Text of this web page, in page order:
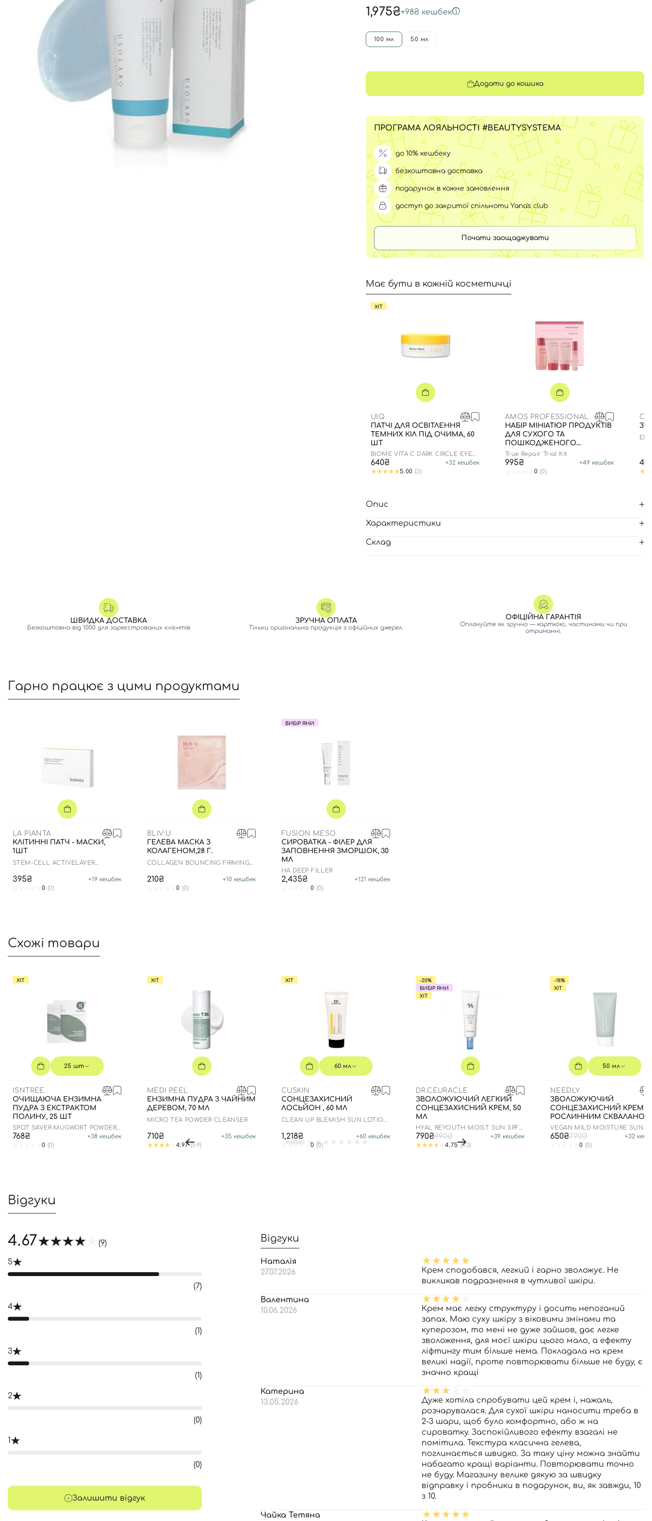
Всі товари
1,975₴+98₴ кешбек
100 мл 50 мл
Додати до кошика
ПРОГРАМА ЛОЯЛЬНОСТІ #BEAUTYSYSTEMA
до 10% кешбеку
безкоштовна доставка
подарунок в кожне замовлення
доступ до закритої спільноти Yana's club
Почати заощаджувати
Має бути в кожній косметичці
ХІТ
UIQ
ПАТЧІ ДЛЯ ОСВІТЛЕННЯ
ТЕМНИХ КІЛ ПІД ОЧИМА, 60
ШТ
BIOME VITA C DARK CIRCLE EYE
PATCH
640₴ +32 кешбек
5.00 (3)
AMOS PROFESSIONAL
НАБІР МІНІАТЮР ПРОДУКТІВ
ДЛЯ СУХОГО ТА
ПОШКОДЖЕНОГО
ВОЛОССЯ
True Repair Trial Kit
995₴ +49 кешбек
0 (0)
Опис
Характеристики
Склад
ШВИДКА ДОСТАВКА
Безкоштовна від 1000 для зареєстрованих клієнтів
ЗРУЧНА ОПЛАТА
Тільки оригінальна продукція з офіційних джерел.
ОФІЦІЙНА ГАРАНТІЯ
Оплачуйте як зручно — карткою, частинами чи при
отриманні.
Гарно працює з цими продуктами
LA PIANTA
КЛІТИННІ ПАТЧ - МАСКИ,
1ШТ
STEM-CELL ACTIVELAYER
395₴ +19 кешбек
0 (0)
BLIV:U
ГЕЛЕВА МАСКА З
КОЛАГЕНОМ,28 Г.
COLLAGEN BOUNCING FIRMING
210₴ +10 кешбек
0 (0)
ВИБІР ЯНИ
FUSION MESO
СИРОВАТКА - ФІЛЕР ДЛЯ
ЗАПОВНЕННЯ ЗМОРШОК, 30
МЛ
HA DEEP FILLER
2,435₴ +121 кешбек
0 (0)
Схожі товари
ХІТ
25 шт
ISNTREE
ОЧИЩАЮЧА ЕНЗИМНА
ПУДРА З ЕКСТРАКТОМ
ПОЛИНУ, 25 ШТ
SPOT SAVER MUGWORT POWDER
WASH
768₴ +38 кешбек
0 (0)
ХІТ
MEDI PEEL
ЕНЗИМНА ПУДРА З ЧАЙНИМ
ДЕРЕВОМ, 70 МЛ
MICRO TEA POWDER CLEANSER
710₴ +35 кешбек
4.97(59)
ХІТ
60 мл
CUSKIN
СОНЦЕЗАХИСНИЙ
ЛОСЬЙОН , 60 МЛ
CLEAN UP BLEMISH SUN LOTION
1,218₴ +60 кешбек
0 (0)
-20%
ВИБІР ЯНИ
ХІТ
DR.CEURACLE
ЗВОЛОЖУЮЧИЙ ЛЕГКИЙ
СОНЦЕЗАХИСНИЙ КРЕМ, 50
МЛ
HYAL REYOUTH MOIST SUN SPF
50/PA++++
790₴990₴ +39 кешбек
4.75 (53)
-18%
ХІТ
50 мл
NEEDLY
ЗВОЛОЖУЮЧИЙ
СОНЦЕЗАХИСНИЙ КРЕМ ІЗ
РОСЛИННИМ СКВАЛАНОМ
ДО 23.03.2027 50 МЛ
VEGAN MILD MOISTURE SUN
50+ PA++++
650₴790₴ +32
0 (0)
Відгуки
4.67 (9)
5
(7)
4
(1)
3
(1)
2
(0)
1
(0)
Залишити відгук
Відгуки
Наталія
27.07.2026
Крем сподобався, легкий і гарно зволожує. Не
викликав подразнення в чутливої шкіри.
Валентина
10.06.2026
Крем має легку структуру і досить непоганий
запах. Маю суху шкіру з віковими змінами та
куперозом, то мені не дуже зайшов, дає легке
зволоження, для моєї шкіри цього мало, а ефекту
ліфтингу тим більше нема. Покладала на крем
великі надії, проте повторювати більше не буду, є
значно кращі
Катерина
13.05.2026
Дуже хотіла спробувати цей крем і, нажаль,
розчарувалася. Для сухої шкіри наносити треба в
2-3 шари, щоб було комфортно, або ж на
сироватку. Заспокійливого ефекту взагалі не
помітила. Текстура класична гелева,
поглинається швидко. За таку ціну можна знайти
набагато кращі варіанти. Повторювати точно
не буду. Магазину велике дякую за швидку
відправку і пробники в подарунок, ви, як завжди, 10
з 10.
Чайка Тетяна
Ви ще не додали товари у кошик
Номер телефону